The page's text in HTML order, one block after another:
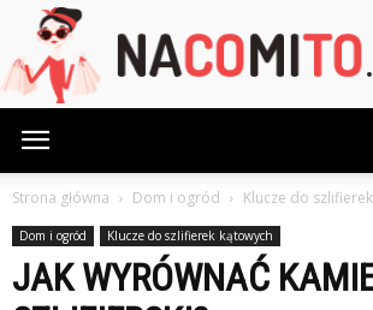
Strona główna Dom i ogród Klucze do
Dom i ogród Klucze do szlifierek kątowych
JAK WYRÓWNAĆ